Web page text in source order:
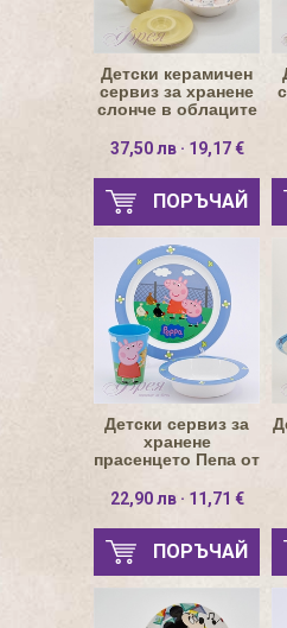
Детски керамичен
сервиз за хранене
слонче в облаците
37,50 лв · 19,17 €
ПОРЪЧАЙ
Детски сервиз за
хранене
прасенцето Пепа от
22,90 лв · 11,71 €
ПОРЪЧАЙ